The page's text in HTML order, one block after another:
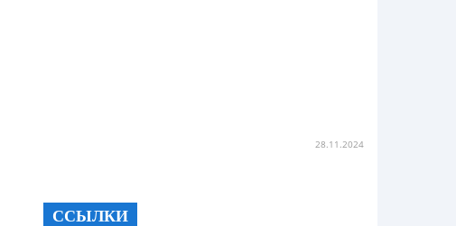
28.11.2024
ССЫЛКИ